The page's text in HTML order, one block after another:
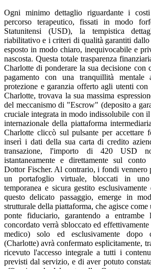
Ogni minimo dettaglio riguardante i
percorso terapeutico, fissati in modo
Statunitensi (USD), la tempistica
riabilitativo e i criteri di qualità garantiti dallo
esposto in modo chiaro, inequivocabile e
nascosta. Questa totale trasparenza
Charlotte di ponderare la sua decisione con
pagamento con una tranquillità
protezione e garanzia offerto agli utenti
Charlotte, trovava la sua massima
del meccanismo di "Escrow" (deposito a
cruciale integrata in modo indissolubile con
internazionale della piattaforma
Charlotte cliccò sul pulsante per accettare
inserì i dati della sua carta di credito
transazione, l'importo di 420 USD
istantaneamente e direttamente sul
Dottor Fischer. Al contrario, i fondi vennero
un portafoglio virtuale, bloccati in
temporanea e sicura gestito
questo delicato passaggio, emerge in
strutturale della piattaforma, che agisce
ponte fiduciario, garantendo a
concordato verrà sbloccato ed
medico) solo ed esclusivamente dopo
(Charlotte) avrà confermato esplicitamente,
ricevuto l'accesso integrale a tutti i
previsti dal servizio, e di aver potuto